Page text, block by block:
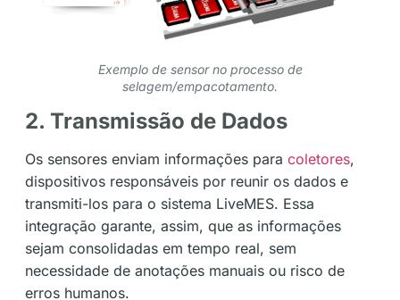
Exemplo de sensor no processo de
selagem/empacotamento.
2. Transmissão de Dados
Os sensores enviam informações para coletores,
dispositivos responsáveis por reunir os dados e
transmiti-los para o sistema LiveMES. Essa
integração garante, assim, que as informações
sejam consolidadas em tempo real, sem
necessidade de anotações manuais ou risco de
erros humanos.